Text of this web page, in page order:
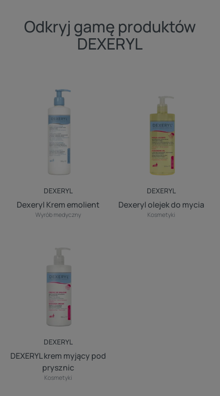
Odkryj gamę produktów
DEXERYL
Dexeryl
Krem
emolient
DEXERYL
Dexeryl Krem emolient
Wyrób medyczny
olejek
do
mycia
DEXERYL
Dexeryl olejek do mycia
Kosmetyki
krem
pod
prysznic
DEXERYL
DEXERYL krem myjący pod
prysznic
Kosmetyki